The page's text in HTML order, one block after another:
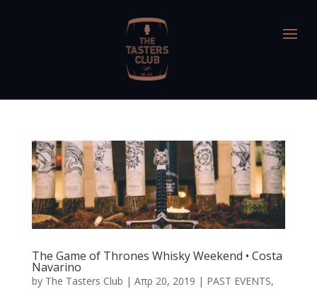
The Game of Thrones Whisky Weekend • Costa
Navarino
by The Tasters Club | Απρ 20, 2019 | PAST EVENTS,